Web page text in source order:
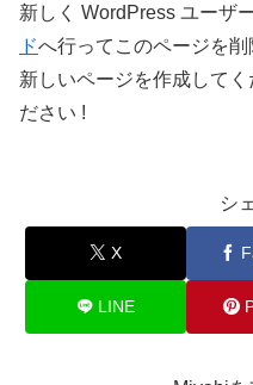
新しく WordPress ユーザ
ドへ行ってこのページを
新しいページを作成して
ださい !
シ
X
LINE